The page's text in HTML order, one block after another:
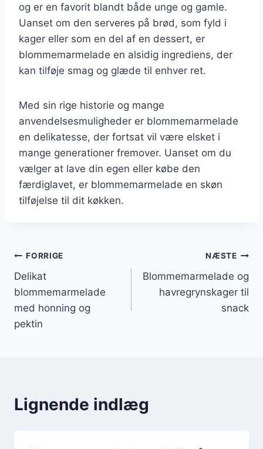
og er en favorit blandt både unge og gamle.
Uanset om den serveres på brød, som fyld i
kager eller som en del af en dessert, er
blommemarmelade en alsidig ingrediens, der
kan tilføje smag og glæde til enhver ret.
Med sin rige historie og mange
anvendelsesmuligheder er blommemarmelade
en delikatesse, der fortsat vil være elsket i
mange generationer fremover. Uanset om du
vælger at lave din egen eller købe den
færdiglavet, er blommemarmelade en skøn
tilføjelse til dit køkken.
Indlægsnavigation
FORRIGE
Delikat
blommemarmelade
med honning og
pektin
NÆSTE
Blommemarmelade og
havregrynskager til
snack
Lignende indlæg